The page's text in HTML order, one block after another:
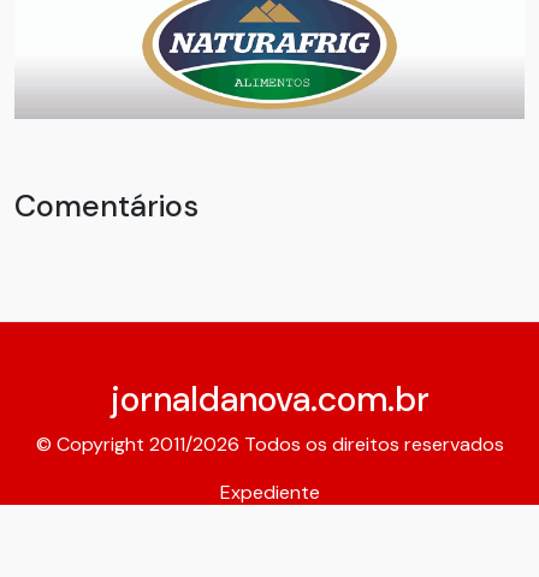
Comentários
jornaldanova.com.br
© Copyright 2011/2026 Todos os direitos reservados
Expediente